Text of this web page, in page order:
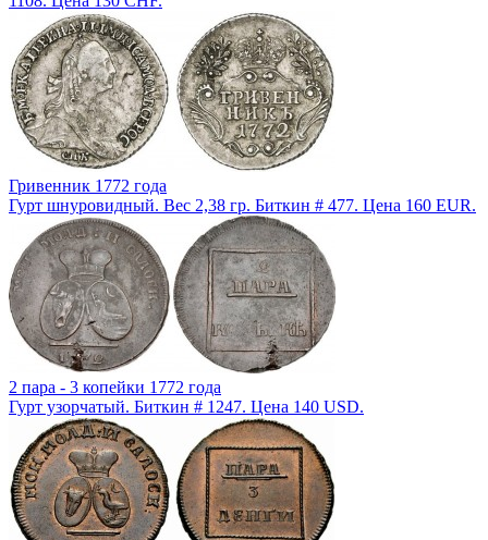
Гривенник 1772 года
Гурт шнуровидный. Вес 2,38 гр. Биткин # 477. Цена 160 EUR.
2 пара - 3 копейки 1772 года
Гурт узорчатый. Биткин # 1247. Цена 140 USD.